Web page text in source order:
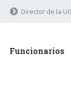
Director de la
Funcionarios